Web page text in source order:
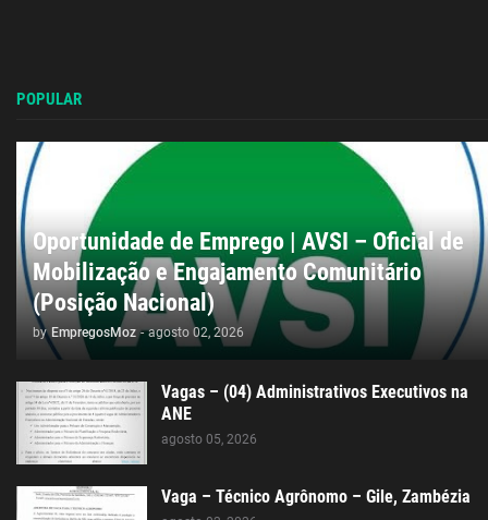
POPULAR
Oportunidade de Emprego | AVSI – Oficial de
Mobilização e Engajamento Comunitário
(Posição Nacional)
by EmpregosMoz - agosto 02, 2026
Vagas – (04) Administrativos Executivos na
ANE
agosto 05, 2026
Vaga – Técnico Agrônomo – Gile, Zambézia